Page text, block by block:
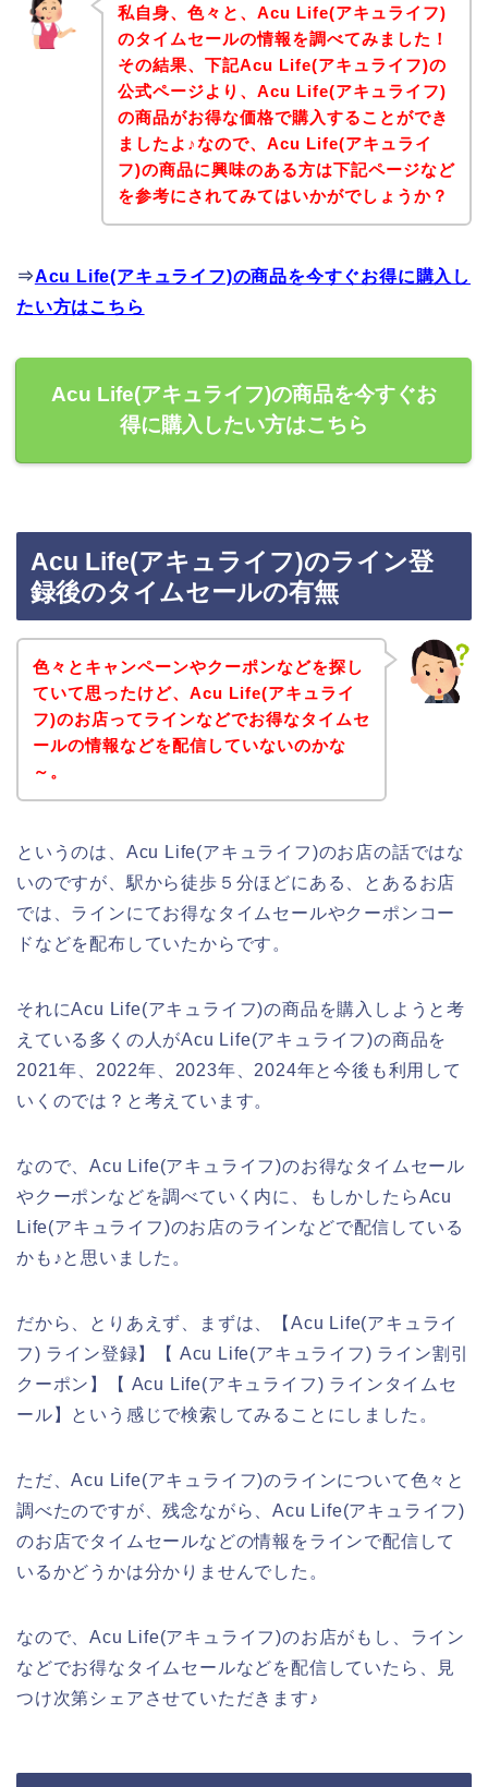
私自身、色々と、Acu Life(アキュライフ)
のタイムセールの情報を調べてみました！
その結果、下記Acu Life(アキュライフ)の
公式ページより、Acu Life(アキュライフ)
の商品がお得な価格で購入することができ
ましたよ♪なので、Acu Life(アキュライ
フ)の商品に興味のある方は下記ページなど
を参考にされてみてはいかがでしょうか？
⇒Acu Life(アキュライフ)の商品を今すぐお得に購入し
たい方はこちら
Acu Life(アキュライフ)の商品を今すぐお
得に購入したい方はこちら
Acu Life(アキュライフ)のライン登
録後のタイムセールの有無
色々とキャンペーンやクーポンなどを探し
ていて思ったけど、Acu Life(アキュライ
フ)のお店ってラインなどでお得なタイムセ
ールの情報などを配信していないのかな
～。
というのは、Acu Life(アキュライフ)のお店の話ではな
いのですが、駅から徒歩５分ほどにある、とあるお店
では、ラインにてお得なタイムセールやクーポンコー
ドなどを配布していたからです。
それにAcu Life(アキュライフ)の商品を購入しようと考
えている多くの人がAcu Life(アキュライフ)の商品を
2021年、2022年、2023年、2024年と今後も利用して
いくのでは？と考えています。
なので、Acu Life(アキュライフ)のお得なタイムセール
やクーポンなどを調べていく内に、もしかしたらAcu
Life(アキュライフ)のお店のラインなどで配信している
かも♪と思いました。
だから、とりあえず、まずは、【Acu Life(アキュライ
フ) ライン登録】【 Acu Life(アキュライフ) ライン割引
クーポン】【 Acu Life(アキュライフ) ラインタイムセ
ール】という感じで検索してみることにしました。
ただ、Acu Life(アキュライフ)のラインについて色々と
調べたのですが、残念ながら、Acu Life(アキュライフ)
のお店でタイムセールなどの情報をラインで配信して
いるかどうかは分かりませんでした。
なので、Acu Life(アキュライフ)のお店がもし、ライン
などでお得なタイムセールなどを配信していたら、見
つけ次第シェアさせていただきます♪